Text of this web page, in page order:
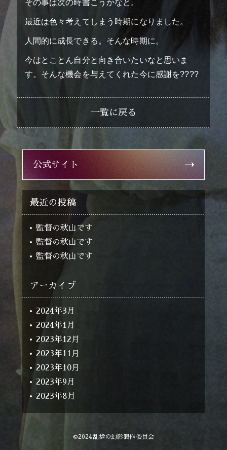
ストーリー story
スタッフ staff
協賛 sponsorship
その事は次の時書こうかなと。
最近は色々考えてしまう時期になりました。
人間的に成長できる。そんな時期に。
今はとことん自分と向き合いたいなと思いま
す。そんな機会を与えてくれた今に感謝を????
一覧に戻る
公式サイト
最近の投稿
監督の秋山です
監督の秋山です
監督の秋山です
アーカイブ
2024年3月
2024年1月
2023年12月
2023年11月
2023年10月
2023年9月
2023年8月
©2024乱歩の幻影製作委員会